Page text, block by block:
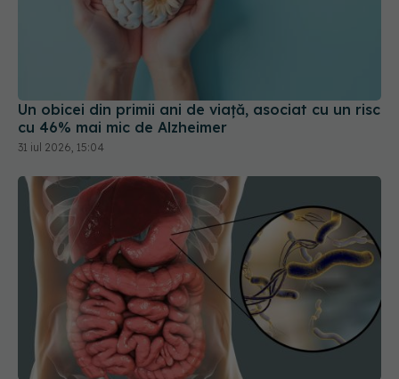
Un obicei din primii ani de viață, asociat cu un risc
cu 46% mai mic de Alzheimer
31 iul 2026, 15:04